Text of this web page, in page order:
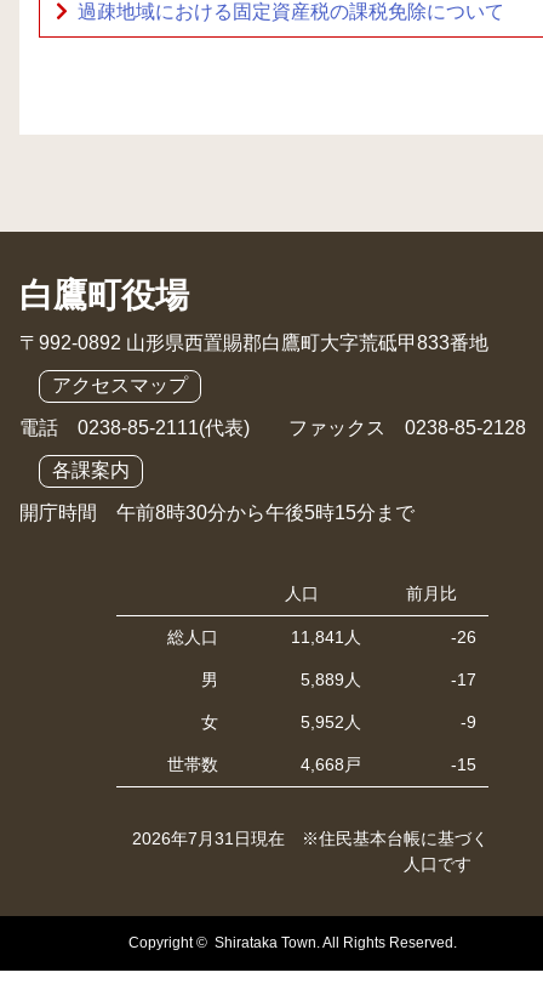
過疎地域における固定資産税の課税免除について
白鷹町役場
〒992-0892 山形県西置賜郡白鷹町大字荒砥甲833番地
アクセスマップ
電話 0238-85-2111(代表) ファックス 0238-85-2128
各課案内
開庁時間 午前8時30分から午後5時15分まで
人口 前月比
総人口 11,841人 -26
男 5,889人 -17
女 5,952人 -9
世帯数 4,668戸 -15
2026年7月31日現在 ※住民基本台帳に基づく
人口です
Copyright © Shirataka Town. All Rights Reserved.